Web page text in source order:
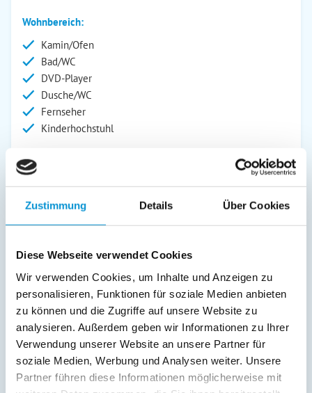
Zustimmung Details Über Cookies
Diese Webseite verwendet Cookies
Wir verwenden Cookies, um Inhalte und Anzeigen zu
personalisieren, Funktionen für soziale Medien anbieten
zu können und die Zugriffe auf unsere Website zu
analysieren. Außerdem geben wir Informationen zu Ihrer
Verwendung unserer Website an unsere Partner für
soziale Medien, Werbung und Analysen weiter. Unsere
Partner führen diese Informationen möglicherweise mit
Wohnbereich:
Kamin/Ofen
Bad/WC
DVD-Player
Dusche/WC
Fernseher
Kinderhochstuhl
Außenanlage:
Gartenstühle
Parkplatz
Terrasse
Kinderspielplatz
Balkon
Abstellraum
Service:
Verpflegung: